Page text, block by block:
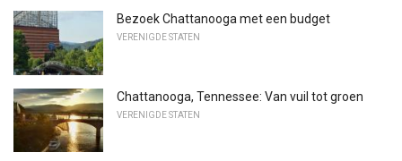
Bezoek Chattanooga met een budget
VERENIGDE STATEN
Chattanooga, Tennessee: Van vuil tot groen
VERENIGDE STATEN